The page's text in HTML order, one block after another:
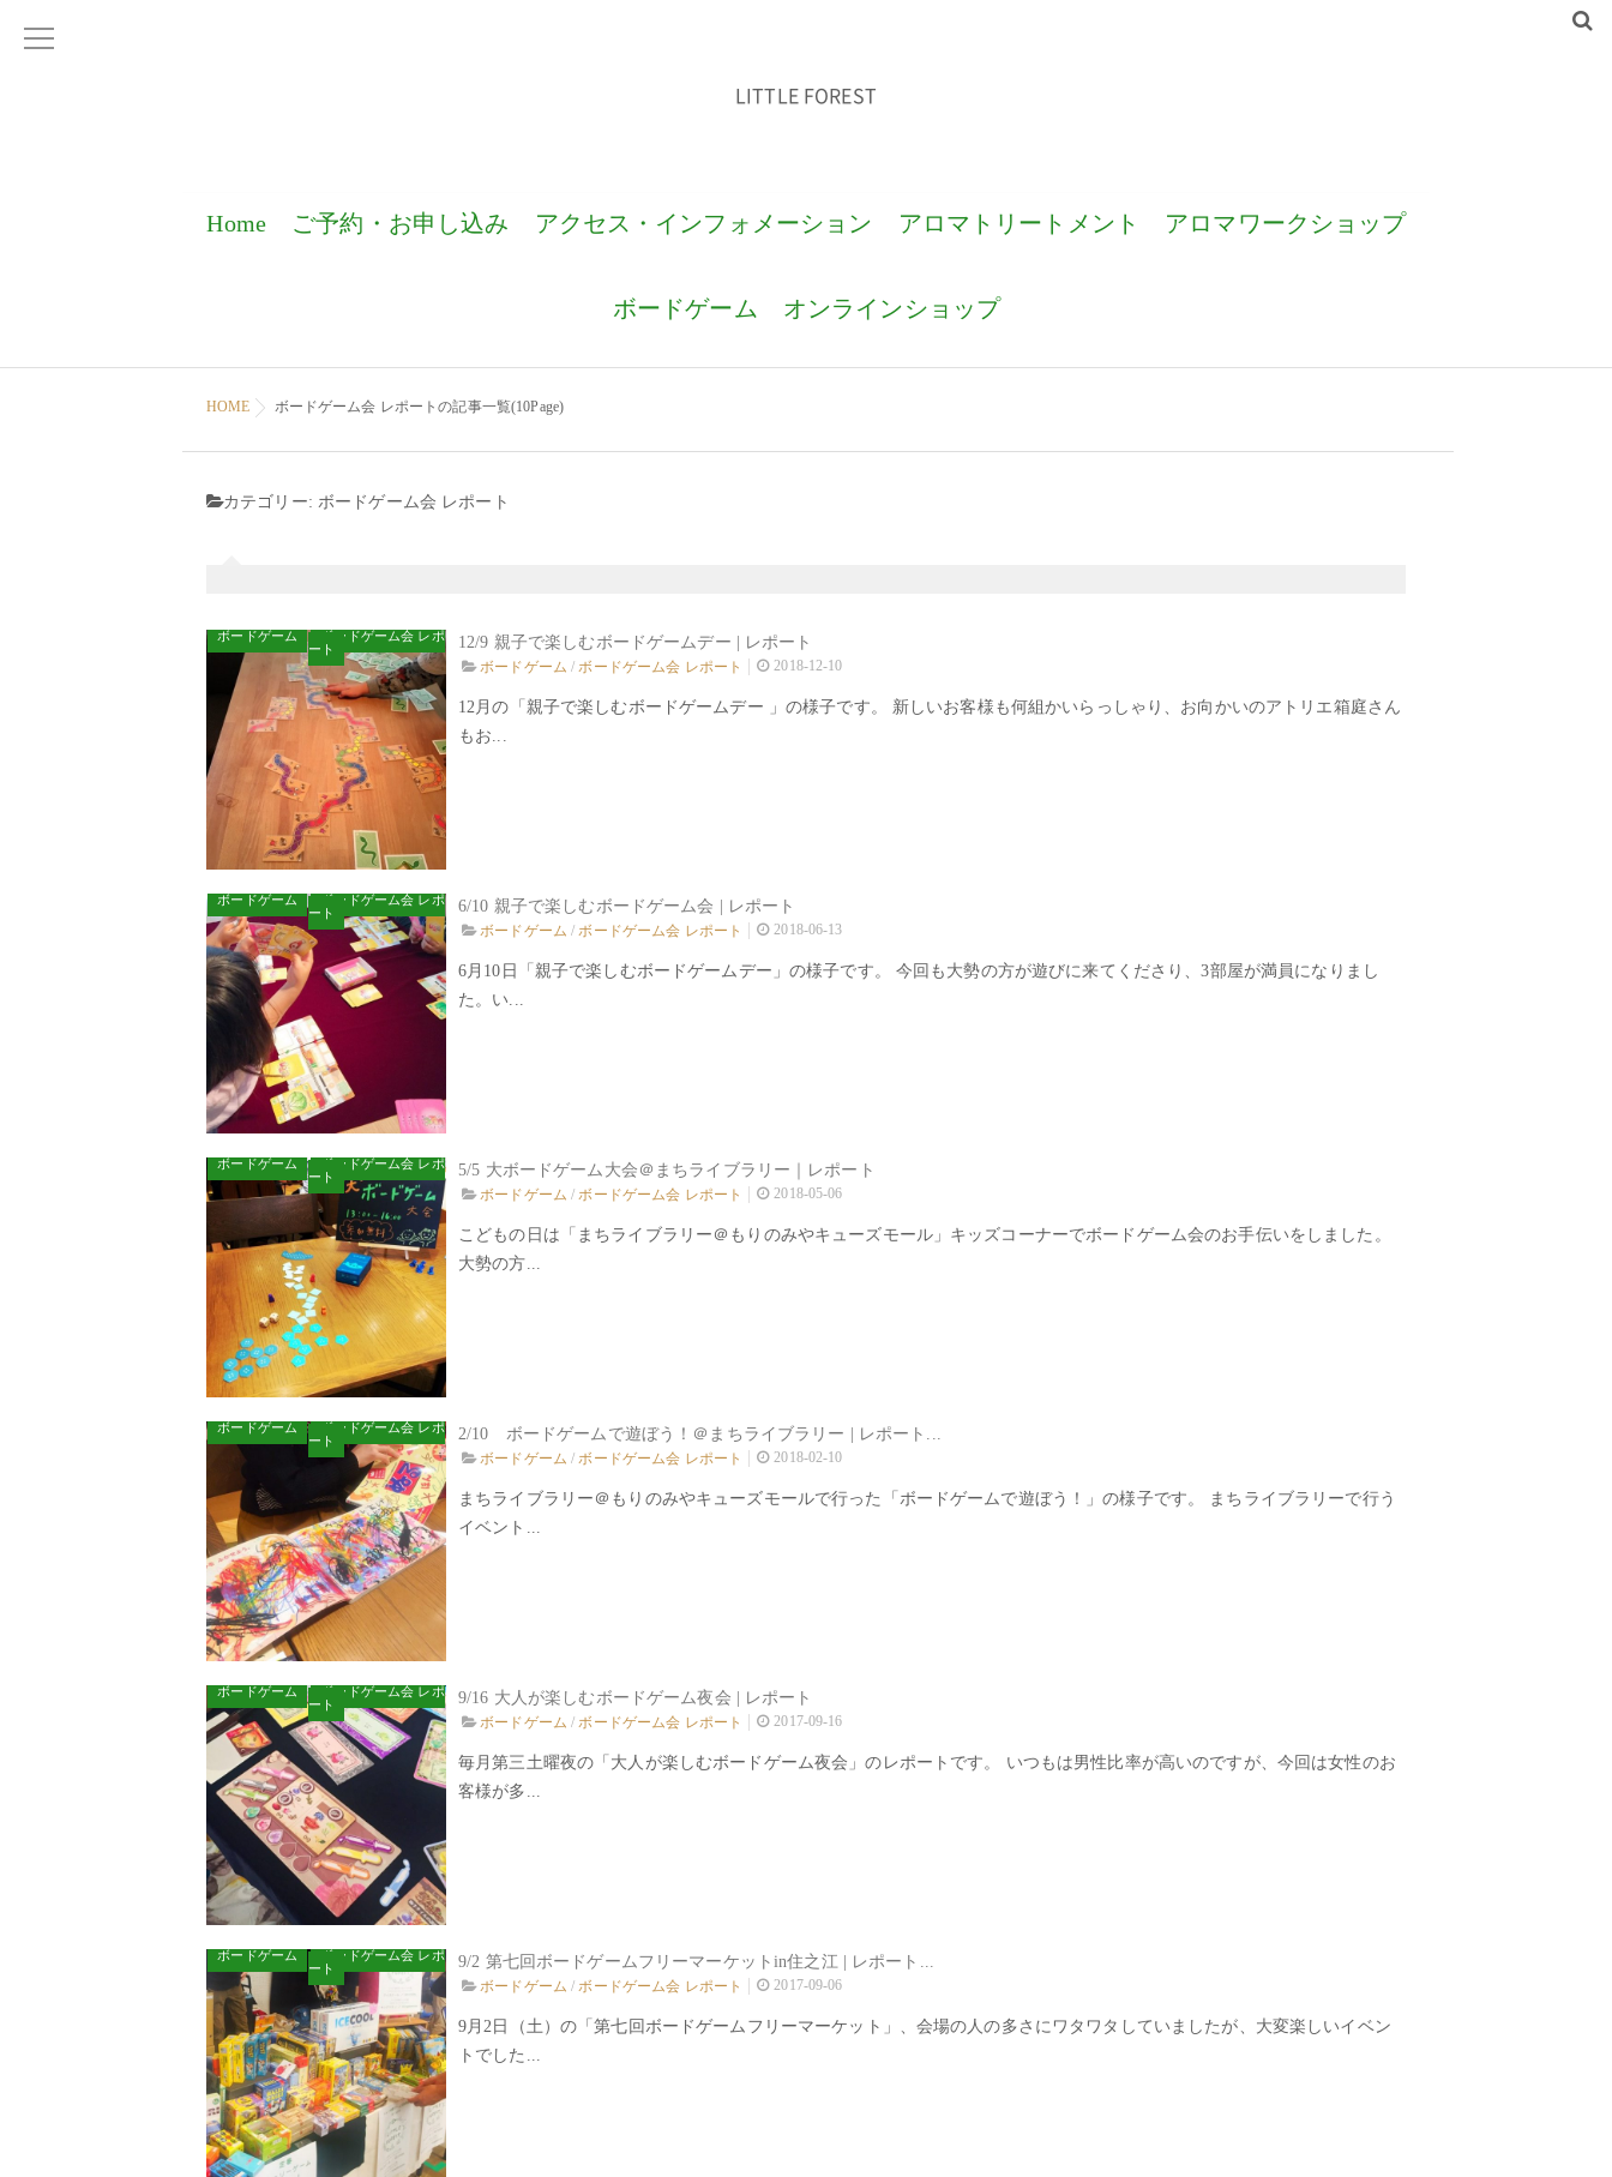
LITTLE FOREST
Home ご予約・お申し込み アクセス・インフォメーション アロマトリートメント アロマワークショップ
ボードゲーム オンラインショップ
HOME ボードゲーム会 レポートの記事一覧(10Page)
カテゴリー: ボードゲーム会 レポート
ボードゲーム
ボードゲーム会 レポ
ート
12/9 親子で楽しむボードゲームデー | レポート
ボードゲーム /ボードゲーム会 レポート 2018-12-10
12月の「親子で楽しむボードゲームデー 」の様子です。 新しいお客様も何組かいらっしゃり、お向かいのアトリエ箱庭さん
もお...
ボードゲーム
ボードゲーム会 レポ
ート
6/10 親子で楽しむボードゲーム会 | レポート
ボードゲーム /ボードゲーム会 レポート 2018-06-13
6月10日「親子で楽しむボードゲームデー」の様子です。 今回も大勢の方が遊びに来てくださり、3部屋が満員になりまし
た。い...
ボードゲーム
ボードゲーム会 レポ
ート
5/5 大ボードゲーム大会＠まちライブラリー｜レポート
ボードゲーム /ボードゲーム会 レポート 2018-05-06
こどもの日は「まちライブラリー＠もりのみやキューズモール」キッズコーナーでボードゲーム会のお手伝いをしました。
大勢の方...
ボードゲーム
ボードゲーム会 レポ
ート
2/10 ボードゲームで遊ぼう！＠まちライブラリー | レポート...
ボードゲーム /ボードゲーム会 レポート 2018-02-10
まちライブラリー＠もりのみやキューズモールで行った「ボードゲームで遊ぼう！」の様子です。 まちライブラリーで行う
イベント...
ボードゲーム
ボードゲーム会 レポ
ート
9/16 大人が楽しむボードゲーム夜会 | レポート
ボードゲーム /ボードゲーム会 レポート 2017-09-16
毎月第三土曜夜の「大人が楽しむボードゲーム夜会」のレポートです。 いつもは男性比率が高いのですが、今回は女性のお
客様が多...
ボードゲーム
ボードゲーム会 レポ
ート
9/2 第七回ボードゲームフリーマーケットin住之江 | レポート...
ボードゲーム /ボードゲーム会 レポート 2017-09-06
9月2日（土）の「第七回ボードゲームフリーマーケット」、会場の人の多さにワタワタしていましたが、大変楽しいイベン
トでした...